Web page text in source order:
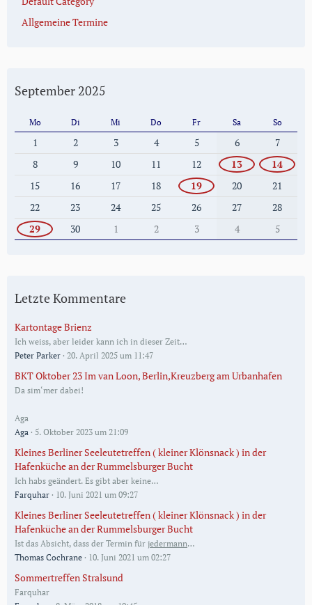
Allgemeine Termine
September 2025
Mo Di Mi Do Fr Sa So
1 2 3 4 5 6
7
8
9 10 11 12 13
14
15
16 17 18 19 20
21
22
23 24 25 26 27
28
29
30 1 2 3 4 5
Letzte Kommentare
Kartontage Brienz
Ich weiss, aber leider kann ich in dieser Zeit…
Peter Parker 20. April 2025 um 11:47
BKT Oktober 23 Im van Loon, Berlin,Kreuzberg am Urbanhafen
Da sim‘mer dabei!
Aga
Aga
5. Oktober 2023 um 21:09
Kleines Berliner Seeleutetreffen ( kleiner Klönsnack ) in der
Hafenküche an der Rummelsburger Bucht
Ich habs geändert. Es gibt aber keine…
Farquhar
10. Juni 2021 um 09:27
Kleines Berliner Seeleutetreffen ( kleiner Klönsnack ) in der
Hafenküche an der Rummelsburger Bucht
Ist das Absicht, dass der Termin für jedermann…
Thomas Cochrane
10. Juni 2021 um 02:27
Sommertreffen Stralsund
Farquhar